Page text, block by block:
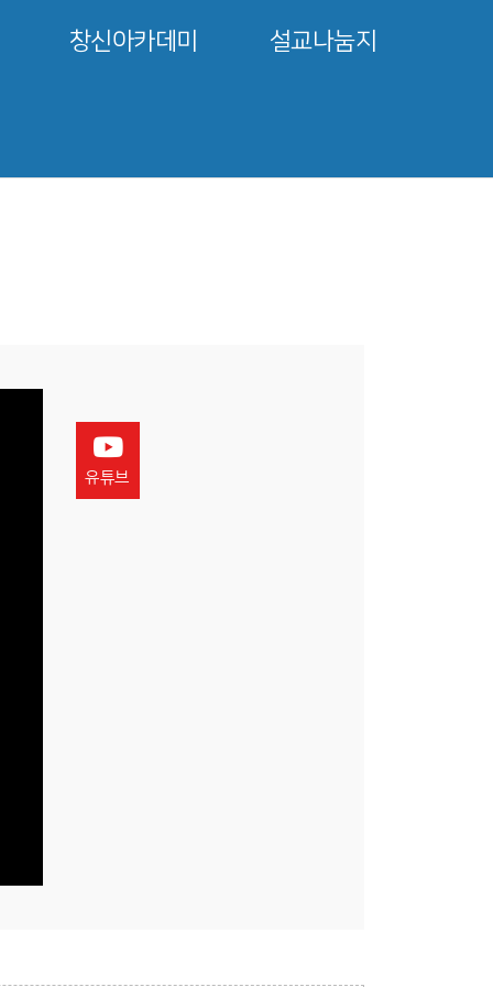
창신아카데미 설교나눔지
유튜브